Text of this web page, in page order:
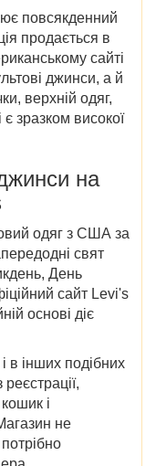
повсякденний
продається в
сайті
джинси, а й
верхній одяг,
зразком високої
на
одяг з США за
свят
День
сайт Levi's
основі діє
в інших подібних
і
не